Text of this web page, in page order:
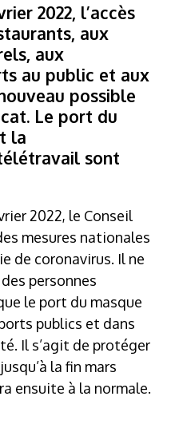
2022, l’accès
aux
aux
au public et aux
possible
Le port du
la
sont
2022, le Conseil
mesures nationales
de coronavirus. Il ne
personnes
le port du masque
publics et dans
Il s’agit de protéger
la fin mars
ensuite à la normale.